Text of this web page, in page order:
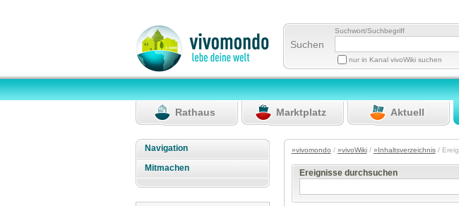
Suchen
Suchwort/Suchbegriff
nur in Kanal vivoWiki suchen
Rathaus Marktplatz Aktuell
Navigation
Mitmachen
»vivomondo / »vivoWiki/ »Inhaltsverzeichnis/
Ereignisse durchsuchen